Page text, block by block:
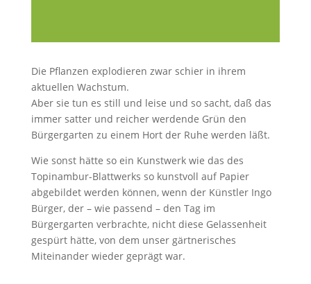
Die Pflanzen explodieren zwar schier in ihrem
aktuellen Wachstum.
Aber sie tun es still und leise und so sacht, daß das
immer satter und reicher werdende Grün den
Bürgergarten zu einem Hort der Ruhe werden läßt.
Wie sonst hätte so ein Kunstwerk wie das des
Topinambur-Blattwerks so kunstvoll auf Papier
abgebildet werden können, wenn der Künstler Ingo
Bürger, der – wie passend – den Tag im
Bürgergarten verbrachte, nicht diese Gelassenheit
gespürt hätte, von dem unser gärtnerisches
Miteinander wieder geprägt war.